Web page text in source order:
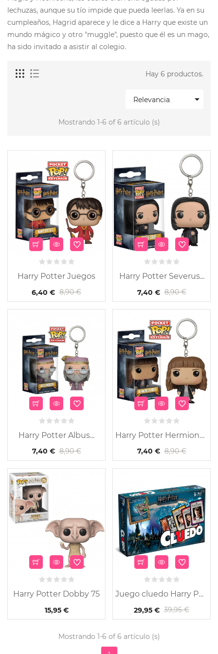
lechuzas, aunque su tío impide que pueda leerlas. Ya en su
cumpleaños, Hagrid aparece y le dice a Harry que existe un
mundo mágico y otro "muggle", puesto que él es un mago,
ha sido invitado a asistir al colegio.
Hay 6 productos.
Relevancia 
Mostrando 1-6 of 6 artículo (s)
Harry Potter Juegos
6,40 € 8,90 €
Harry Potter Severus...
7,40 € 8,90 €
Harry Potter Albus...
7,40 € 8,90 €
Harry Potter Hermione...
7,40 € 8,90 €
Harry Potter Dobby 75
15,95 €
Juego cluedo Harry Potter
29,95 € 39,95 €
Mostrando 1-6 of 6 artículo (s)